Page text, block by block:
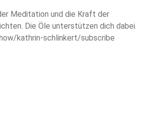
Meditation und die Kraft der
Die Öle unterstützen dich dabei.
kathrin-schlinkert/subscribe